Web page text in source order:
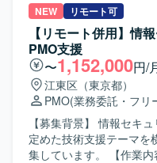
進させるやりがいがあります。 【開発環境】
365、Entra ID、Entra
Teams、SharePoint
Manager、AddressLook
しいです。 指示待ちにな
ェクトの進捗に貢献で
じてメンバーへ相談する
迎します。 【ポジションの魅力】 Microsoft 365の標準アー
キテクチャ設計やセキュ
た上流工程から携わるこ
での知見を深めることが
ンターネット接続環境
Power Automateを活用
域での経験を積むことが
きます。Microsoft 365に
は、当該サービスの調
す。既に導入済みの
Protection、Intune、Viva
SharePoint、OneDrive
などのサービスについて
を行っていただきます。 【求める人物像】 Microsoft 365関
連技術への興味関心が
に情報収集や検討を進め
す。関係者とコミュニケ
NEW リモート可
【リモート併用】情
PMO支援
〜1,152,000円/
江東区（東京都）
PMO(業務委託・フリ
【募集背景】 情報セキ
定めた技術支援テーマを
集しています。 【作業内容】 進捗管理、関係者調整、会議